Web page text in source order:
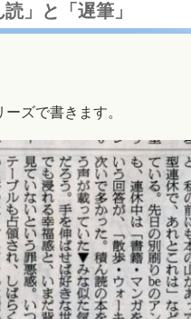
」と「遅筆」
ズで書きます。